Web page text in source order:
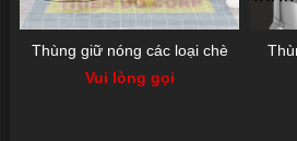
Thùng giữ nóng các loại chè
Vui lòng gọi